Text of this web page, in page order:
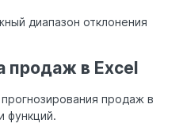
диапазон отклонения
продаж в Excel
продаж в
функций.